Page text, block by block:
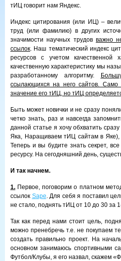
тИЦ говорит нам Яндекс.
Индекс цитирования (или ИЦ) –
труд (или фамилию) в других
значимости научных трудов важно
ссылок. Наш тематический индекс
ресурсов с учетом качественной
качественную характеристику мы
разработанному алгоритму.
ссылающихся на него сайтов. Само
значение его тИЦ, но тИЦ
Быть может новички и не сразу
четко знать, раз и навсегда
данной статье я хочу обхватить
Яка, Наращиваем тИЦ сайтам в
Теперь и вы будите знать секрет,
ресурсу. На сегодняшний день,
И так начнем.
1. Первое, поговорим о платном
ссылок Sape. Для себя я поставил
не стало, поднять тИЦ от 10 до 30 за
Так как перед нами стоит цель,
можно пренебречь т.е. не покупаем
создать правильно проект. На
основном занимаюсь спортивными
Футбол/Клубы, я его назвал, скажем